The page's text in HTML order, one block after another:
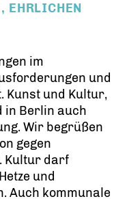
EHRLICHEN
im
und
Kunst und Kultur,
in Berlin auch
Wir begrüßen
gegen
Kultur darf
und
Auch kommunale